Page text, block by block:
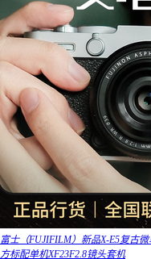
富士（FUJIFILM）新品X-E5复古
方标配单机XF23F2.8镜头套机